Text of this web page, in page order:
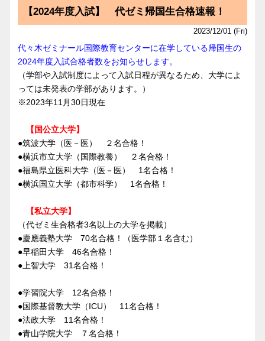
【2024年度入試】 代ゼミ帰国生合格速報！
2023/12/01 (Fri)
代々木ゼミナール国際教育センターに在学している帰国生の
2024年度入試合格者数をお知らせします。
（学部や入試制度によって入試日程が異なるため、大学によ
っては未発表の学部があります。）
※2023年11月30日現在
【国公立大学】
●筑波大学（医－医） ２名合格！
●横浜市立大学（国際教養） ２名合格！
●福島県立医科大学（医－医） 1名合格！
●横浜国立大学（都市科学） 1名合格！
【私立大学】
（代ゼミ生合格者3名以上の大学を掲載）
●慶應義塾大学 70名合格！（医学部１名含む）
●早稲田大学 46名合格！
●上智大学 31名合格！
●学習院大学 12名合格！
●国際基督教大学（ICU） 11名合格！
●法政大学 11名合格！
●青山学院大学 ７名合格！